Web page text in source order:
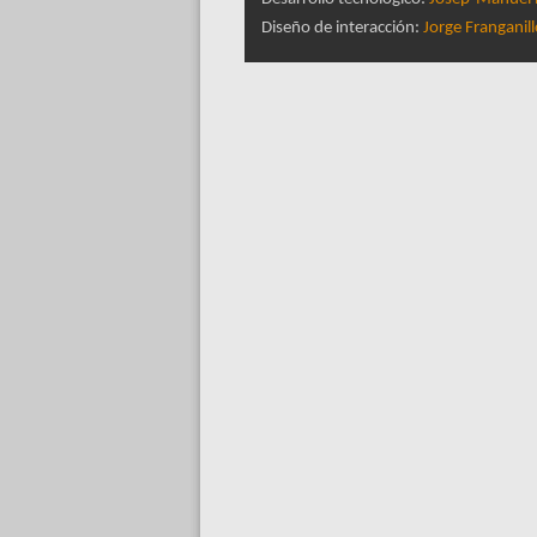
Diseño de interacción: Jorge